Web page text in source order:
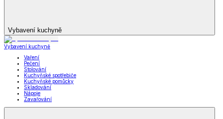
Vybavení kuchyně
Vybavení kuchyně
Vaření
Pečení
Stolování
Kuchyňské spotřebiče
Kuchyňské pomůcky
Skladování
Nápoje
Zavařování